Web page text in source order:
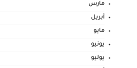
مارس
أبريل
مايو
يونيو
يوليو